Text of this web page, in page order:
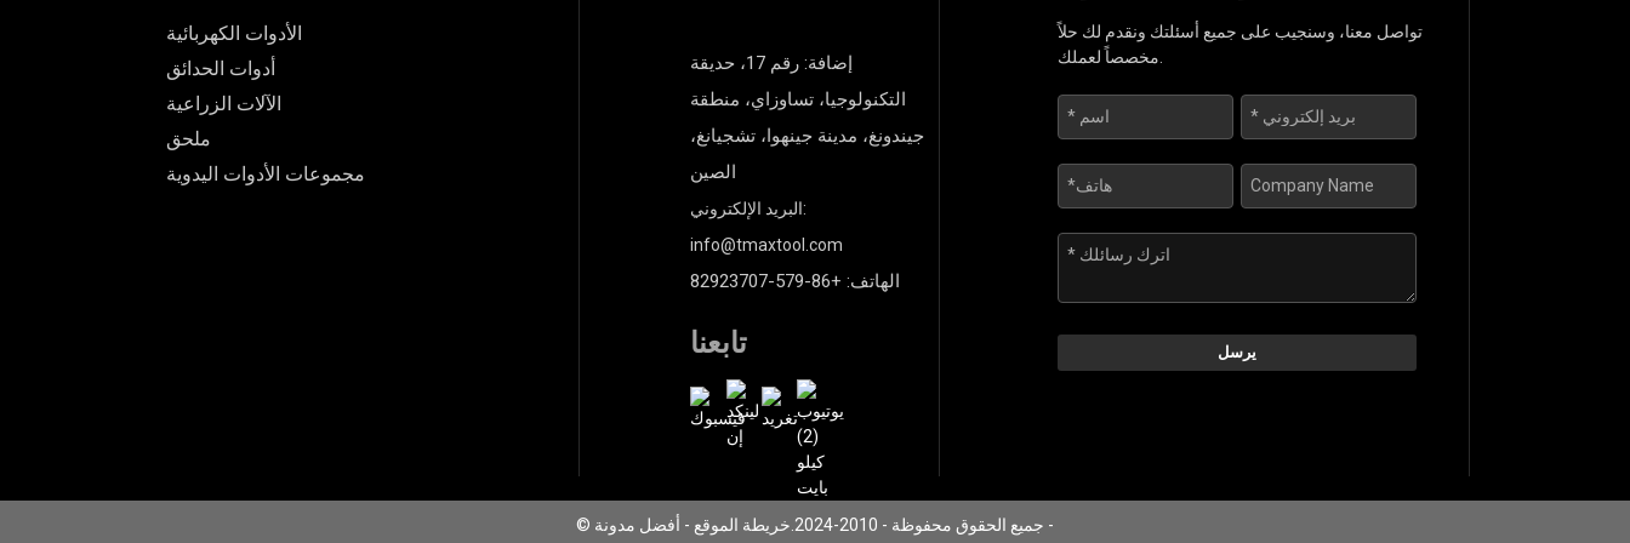
الأدوات الكهربائية
أدوات الحدائق
الآلات الزراعية
ملحق
مجموعات الأدوات اليدوية
إضافة: رقم 17، حديقة
التكنولوجيا، تساوزاي، منطقة
جيندونغ، مدينة جينهوا، تشجيانغ،
الصين
البريد الإلكتروني:
info@tmaxtool.com
الهاتف: +86-579-82923707
تابعنا
تواصل معنا، وسنجيب على جميع أسئلتك ونقدم لك حلاً
يرسل
© جميع الحقوق محفوظة - 2010-2024. خريطة الموقع - -